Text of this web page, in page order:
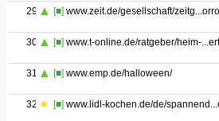
29 [■] www.zeit.de/gesellschaft/
30 [■] www.t-online.de/ratgeber/heim-
31 [■] www.emp.de/halloween/
32 [■] www.lidl-kochen.de/de/